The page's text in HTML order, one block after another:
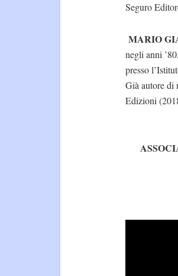
Seguro
MARIO
negli anni
presso
Già autore di
Edizioni